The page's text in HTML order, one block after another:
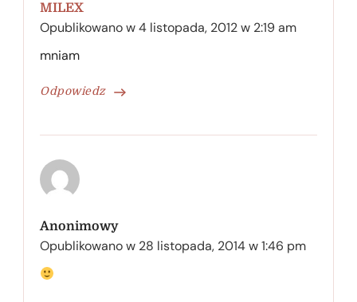
MILEX
Opublikowano w4 listopada, 2012 w 2:19 am
Odpowiedz
mniam
Anonimowy
Opublikowano w 28 listopada, 2014 w 1:46 pm